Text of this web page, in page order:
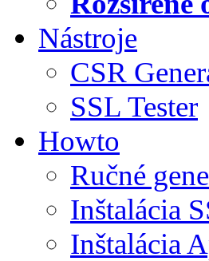
Nástroje
CSR
SSL Tester
Howto
Ručné
Inštalácia
Inštalácia